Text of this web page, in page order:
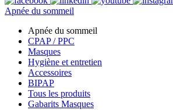
Apnée du sommeil
Apnée du sommeil
CPAP / PPC
Masques
Hygiène et entretien
Accessoires
BIPAP
Tous les produits
Gabarits Masques